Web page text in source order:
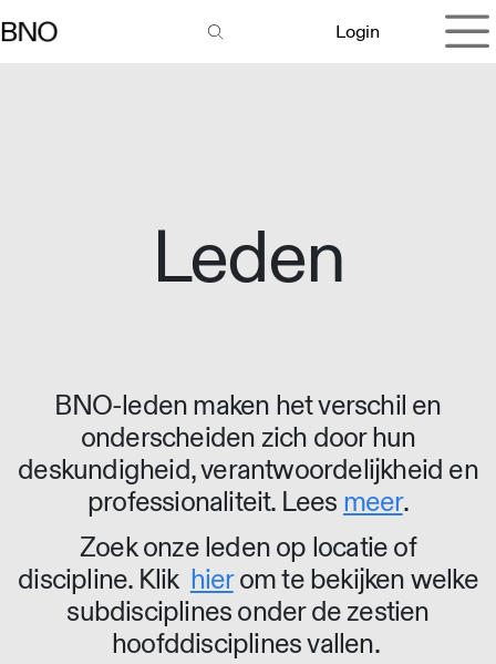
Login
Leden
BNO-leden maken het verschil en
onderscheiden zich door hun
deskundigheid, verantwoordelijkheid en
professionaliteit. Lees meer.
Zoek onze leden op locatie of
discipline. Klik hierom te bekijken welke
subdisciplines onder de zestien
hoofddisciplines vallen.